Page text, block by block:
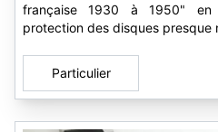
française 1930 à 1950"
protection des disques presque
Particulier